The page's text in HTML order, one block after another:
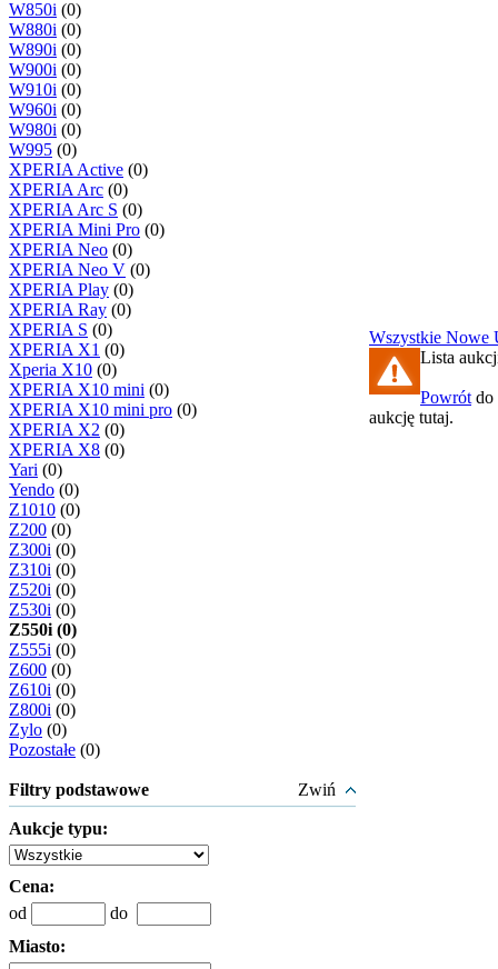
W850i (0)
W880i (0)
W890i (0)
W900i (0)
W910i (0)
W960i (0)
W980i (0)
W995 (0)
XPERIA Active (0)
XPERIA Arc (0)
XPERIA Arc S (0)
XPERIA Mini Pro (0)
XPERIA Neo (0)
XPERIA Neo V (0)
XPERIA Play (0)
XPERIA Ray (0)
XPERIA S (0)
XPERIA X1 (0)
Xperia X10 (0)
XPERIA X10 mini (0)
XPERIA X10 mini pro (0)
XPERIA X2 (0)
XPERIA X8 (0)
Yari (0)
Yendo (0)
Z1010 (0)
Z200 (0)
Z300i (0)
Z310i (0)
Z520i (0)
Z530i (0)
Z550i (0)
Z555i (0)
Z600 (0)
Z610i (0)
Z800i (0)
Zylo (0)
Pozostałe (0)
Filtry podstawowe Zwiń
Aukcje typu:
Cena:
od
do
Miasto:
Wszystkie Nowe
Lista
Powrót do
aukcję tutaj.